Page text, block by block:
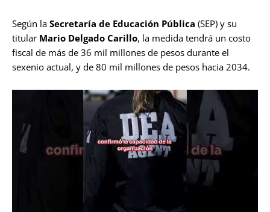
Según la Secretaría de Educación Pública (SEP) y su
titular Mario Delgado Carillo, la medida tendrá un costo
fiscal de más de 36 mil millones de pesos durante el
sexenio actual, y de 80 mil millones de pesos hacia 2034.